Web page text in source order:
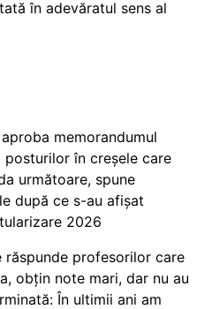
în adevăratul sens al
memorandumul
posturilor în creșele care
următoare, spune
după ce s-au afișat
2026
răspunde profesorilor care
obțin note mari, dar nu au
În ultimii ani am